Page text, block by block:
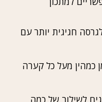
חגיגית יותר עם
כמהין מעל כל קערה